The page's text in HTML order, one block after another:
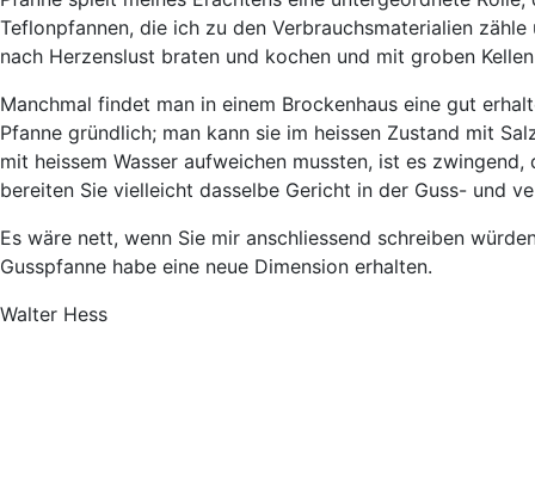
Teflonpfannen, die ich zu den Verbrauchsmaterialien
nach Herzenslust braten und kochen und mit groben
Manchmal findet man in einem Brockenhaus eine gut
Pfanne gründlich; man kann sie im heissen Zustand mit
mit heissem Wasser aufweichen mussten, ist es
bereiten Sie vielleicht dasselbe Gericht in der Guss- und
Es wäre nett, wenn Sie mir anschliessend schreiben
Gusspfanne habe eine neue Dimension erhalten.
Walter Hess